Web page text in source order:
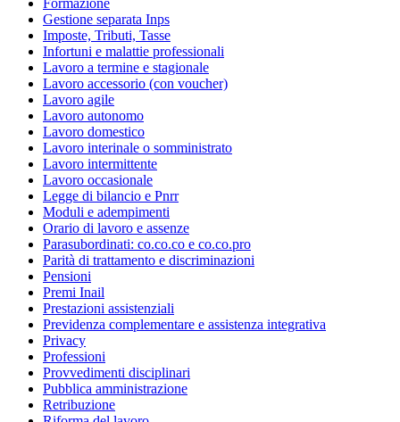
Formazione
Gestione separata Inps
Imposte, Tributi, Tasse
Infortuni e malattie professionali
Lavoro a termine e stagionale
Lavoro accessorio (con voucher)
Lavoro agile
Lavoro autonomo
Lavoro domestico
Lavoro interinale o somministrato
Lavoro intermittente
Lavoro occasionale
Legge di bilancio e Pnrr
Moduli e adempimenti
Orario di lavoro e assenze
Parasubordinati: co.co.co e co.co.pro
Parità di trattamento e discriminazioni
Pensioni
Premi Inail
Prestazioni assistenziali
Previdenza complementare e assistenza integrativa
Privacy
Professioni
Provvedimenti disciplinari
Pubblica amministrazione
Retribuzione